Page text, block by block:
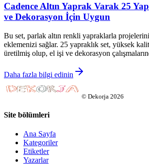
Cadence Altın Yaprak Varak 25
ve Dekorasyon İçin Uygun
Bu set, parlak altın renkli yapraklarla
eklemenizi sağlar. 25 yapraklık set, yüksek
üretilmiş olup, el işi ve dekorasyon
Daha fazla bilgi edinin
© Dekorja 2026
Site bölümleri
Ana Sayfa
Kategoriler
Etiketler
Yazarlar